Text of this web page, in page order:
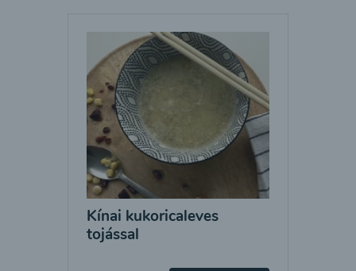
Kínai kukoricaleves
tojással